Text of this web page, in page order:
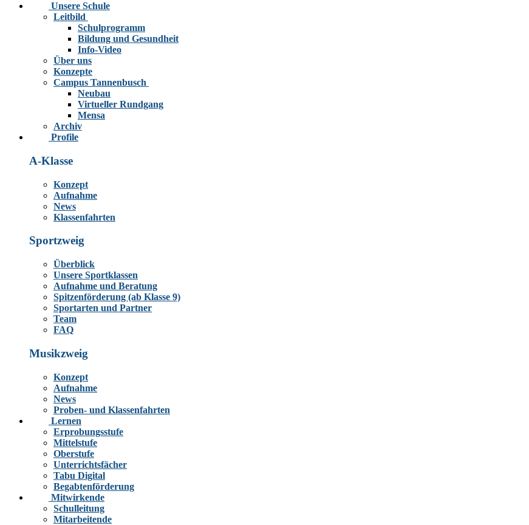
Unsere Schule
Leitbild
Schulprogramm
Bildung und Gesundheit
Info-Video
Über uns
Konzepte
Campus Tannenbusch
Neubau
Virtueller Rundgang
Mensa
Archiv
Profile
A-Klasse
Konzept
Aufnahme
News
Klassenfahrten
Sportzweig
Überblick
Unsere Sportklassen
Aufnahme und Beratung
Spitzenförderung (ab Klasse 9)
Sportarten und Partner
Team
FAQ
Musikzweig
Konzept
Aufnahme
News
Proben- und Klassenfahrten
Lernen
Erprobungsstufe
Mittelstufe
Oberstufe
Unterrichtsfächer
Tabu Digital
Begabtenförderung
Mitwirkende
Schulleitung
Mitarbeitende